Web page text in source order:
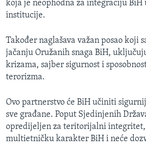
koja je neophodna za integraciju BiH
institucije.
Također naglašava važan posao koji
jačanju Oružanih snaga BiH,
krizama, sajber sigurnost i
terorizma.
Ovo partnerstvo će BiH učiniti
sve građane. Poput Sjedinjenih
opredijeljen za teritorijalni
multietničku karakter BiH i neće